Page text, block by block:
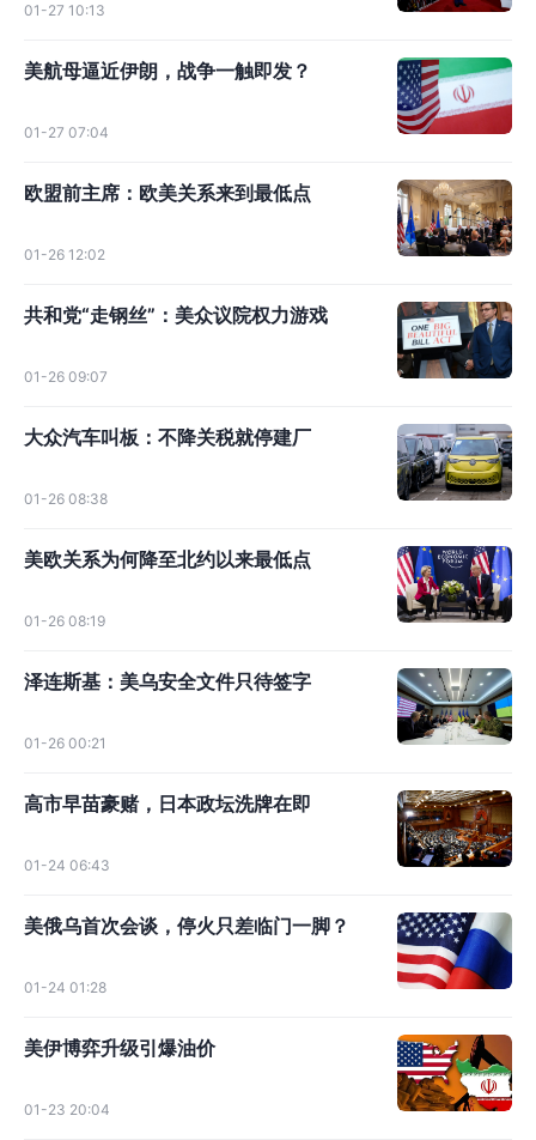
01-27 10:13
美航母逼近伊朗，战争一触即发？
01-27 07:04
欧盟前主席：欧美关系来到最低点
01-26 12:02
共和党“走钢丝”：美众议院权力游戏
01-26 09:07
大众汽车叫板：不降关税就停建厂
01-26 08:38
美欧关系为何降至北约以来最低点
01-26 08:19
泽连斯基：美乌安全文件只待签字
01-26 00:21
高市早苗豪赌，日本政坛洗牌在即
01-24 06:43
美俄乌首次会谈，停火只差临门一脚？
01-24 01:28
美伊博弈升级引爆油价
01-23 20:04